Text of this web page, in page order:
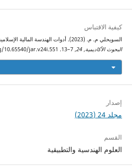
كيفية الاقتباس
السويحلي م. م. (2023). أدوات الهندسة المالية الإسلامية ومتطلبات إدارة السيولة.
البحوث الأكاديمية,
24
, 7–13. https://doi.org/10.65540/jar.v24i.551
إصدار
مجلد 24 (2023)
القسم
العلوم الهندسية والتطبيقية